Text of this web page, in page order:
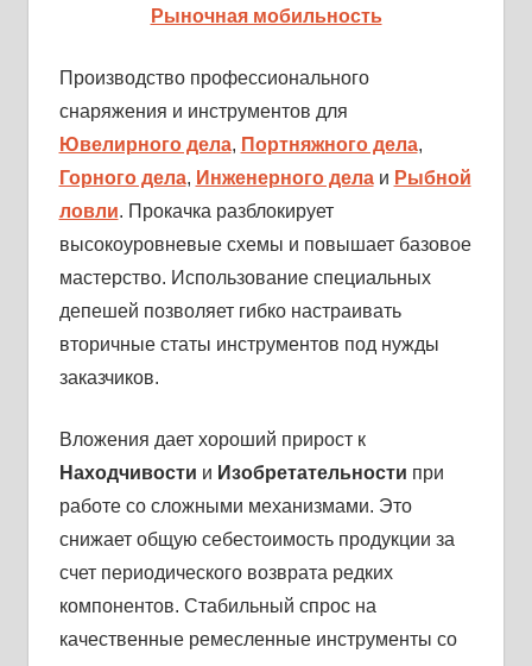
Рыночная мобильность
Производство профессионального
снаряжения и инструментов для
Ювелирного дела, Портняжного дела,
Горного дела, Инженерного делаи Рыбной
ловли. Прокачка разблокирует
высокоуровневые схемы и повышает базовое
мастерство. Использование специальных
депешей позволяет гибко настраивать
вторичные статы инструментов под нужды
заказчиков.
Вложения дает хороший прирост к
Находчивости и Изобретательности при
работе со сложными механизмами. Это
снижает общую себестоимость продукции за
счет периодического возврата редких
компонентов. Стабильный спрос на
качественные ремесленные инструменты со